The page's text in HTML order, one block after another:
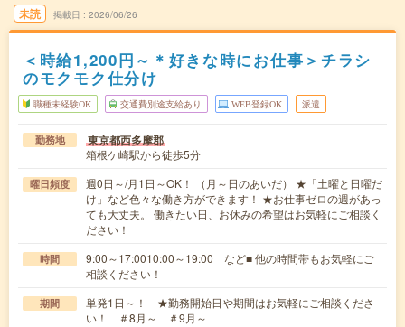
未読 掲載日 2026/06/26
＜時給1,200円～＊好きな時にお仕事＞チラシ
のモクモク仕分け
職種未経験OK 交通費別途支給あり WEB登録OK 派遣
勤務地 東京都西多摩郡
箱根ケ崎駅から徒歩5分
曜日頻度
週0日～/月1日～OK！ （月～日のあいだ） ★「土曜と日曜だ
け」など色々な働き方ができます！ ★お仕事ゼロの週があっ
ても大丈夫。 働きたい日、お休みの希望はお気軽にご相談く
ださい！
時間
9:00～17:0010:00～19:00 など■ 他の時間帯もお気軽にご
相談ください！
期間
単発1日～！ ★勤務開始日や期間はお気軽にご相談くださ
い！ ＃8月～ ＃9月～